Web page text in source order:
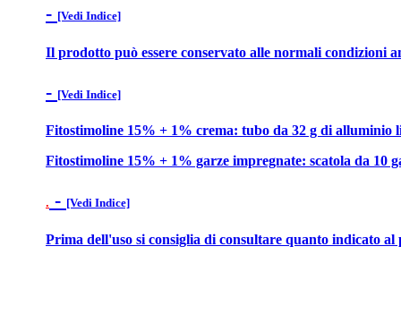
- [Vedi Indice]
Il prodotto può essere conservato alle normali condizioni
- [Vedi Indice]
Fitostimoline 15% + 1% crema: tubo da 32 g di
Fitostimoline 15% + 1% garze impregnate: scatola da 10
. - [Vedi Indice]
Prima dell'uso si consiglia di consultare quanto indicato